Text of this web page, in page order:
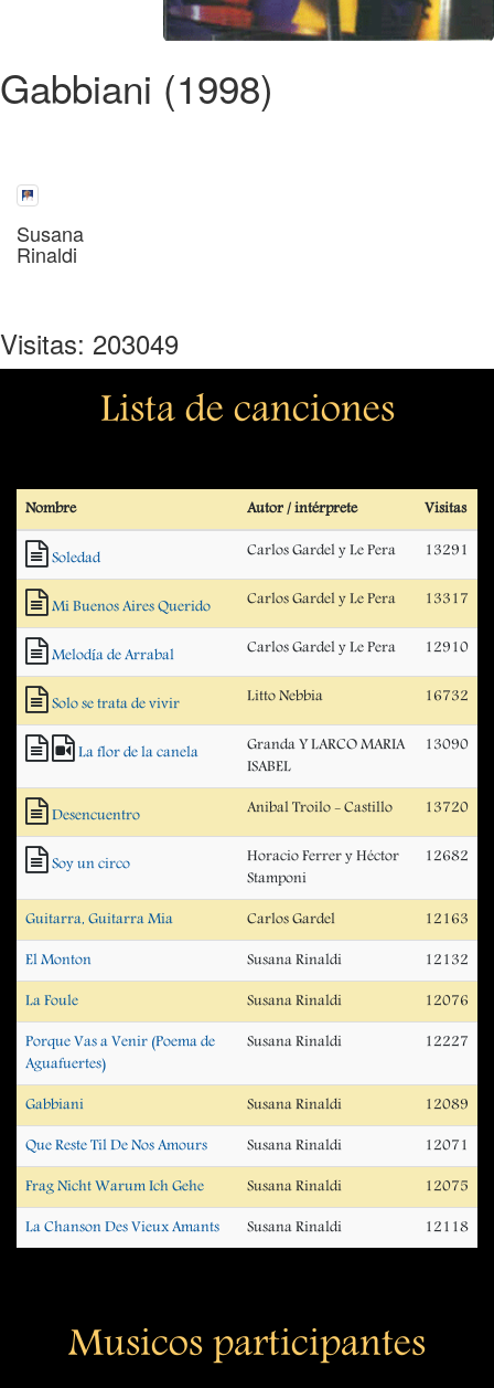
Gabbiani (1998)
Susana
Rinaldi
Visitas: 203049
Lista de canciones
Nombre Autor / intérprete Visitas
Soledad Carlos Gardel y Le Pera 13291
Mi Buenos Aires Querido Carlos Gardel y Le Pera 13317
Melodía de Arrabal Carlos Gardel y Le Pera 12910
Solo se trata de vivir Litto Nebbia 16732
La flor de la canela
Granda Y LARCO MARIA
ISABEL
13090
Desencuentro Anibal Troilo - Castillo 13720
Soy un circo
Horacio Ferrer y Héctor
Stamponi
12682
Guitarra, Guitarra Mia Carlos Gardel 12163
El Monton Susana Rinaldi 12132
La Foule Susana Rinaldi 12076
Porque Vas a Venir (Poema de
Aguafuertes)
Susana Rinaldi 12227
Gabbiani Susana Rinaldi 12089
Que Reste Til De Nos Amours Susana Rinaldi 12071
Frag Nicht Warum Ich Gehe Susana Rinaldi 12075
La Chanson Des Vieux Amants Susana Rinaldi 12118
Musicos participantes